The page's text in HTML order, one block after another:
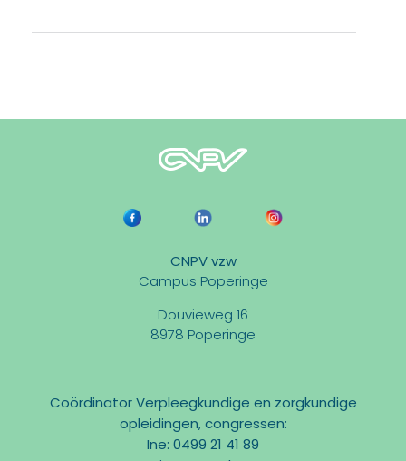
CNPV vzw
Campus Poperinge
Douvieweg 16
8978 Poperinge
Coördinator Verpleegkundige en zorgkundige
opleidingen, congressen:
Ine: 0499 21 41 89